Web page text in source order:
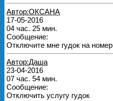
Автор:ОКСАНА
17-05-2016
04 час. 25 мин.
Сообщение:
Отключите мне гудок на номер
Автор:Даша
23-04-2016
07 час. 54 мин.
Сообщение:
Отключить услугу гудок